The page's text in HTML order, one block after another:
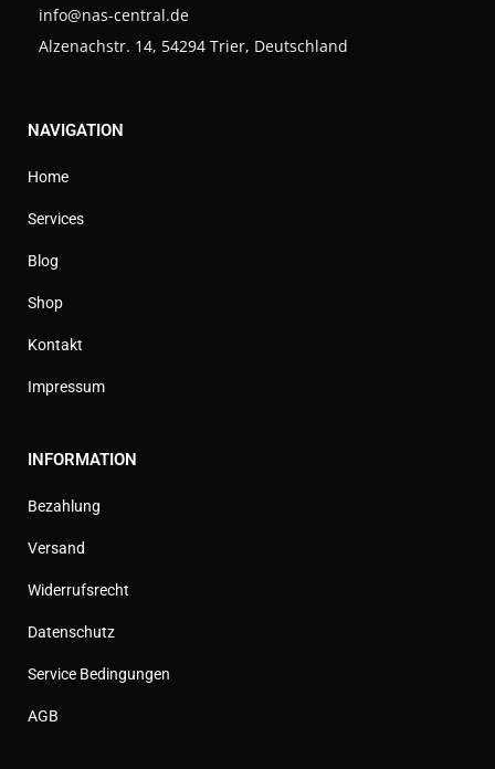
info@nas-central.de
Alzenachstr. 14, 54294 Trier, Deutschland
NAVIGATION
Home
Services
Blog
Shop
Kontakt
Impressum
INFORMATION
Bezahlung
Versand
Widerrufsrecht
Datenschutz
Service Bedingungen
AGB